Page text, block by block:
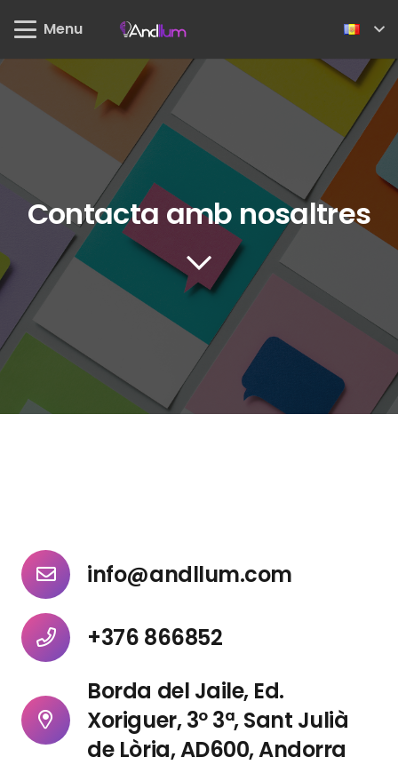
Menu
Contacta amb nosaltres
info@andllum.com
+376 866852
Borda del Jaile, Ed.
Xoriguer, 3º 3ª, Sant Julià
de Lòria, AD600, Andorra